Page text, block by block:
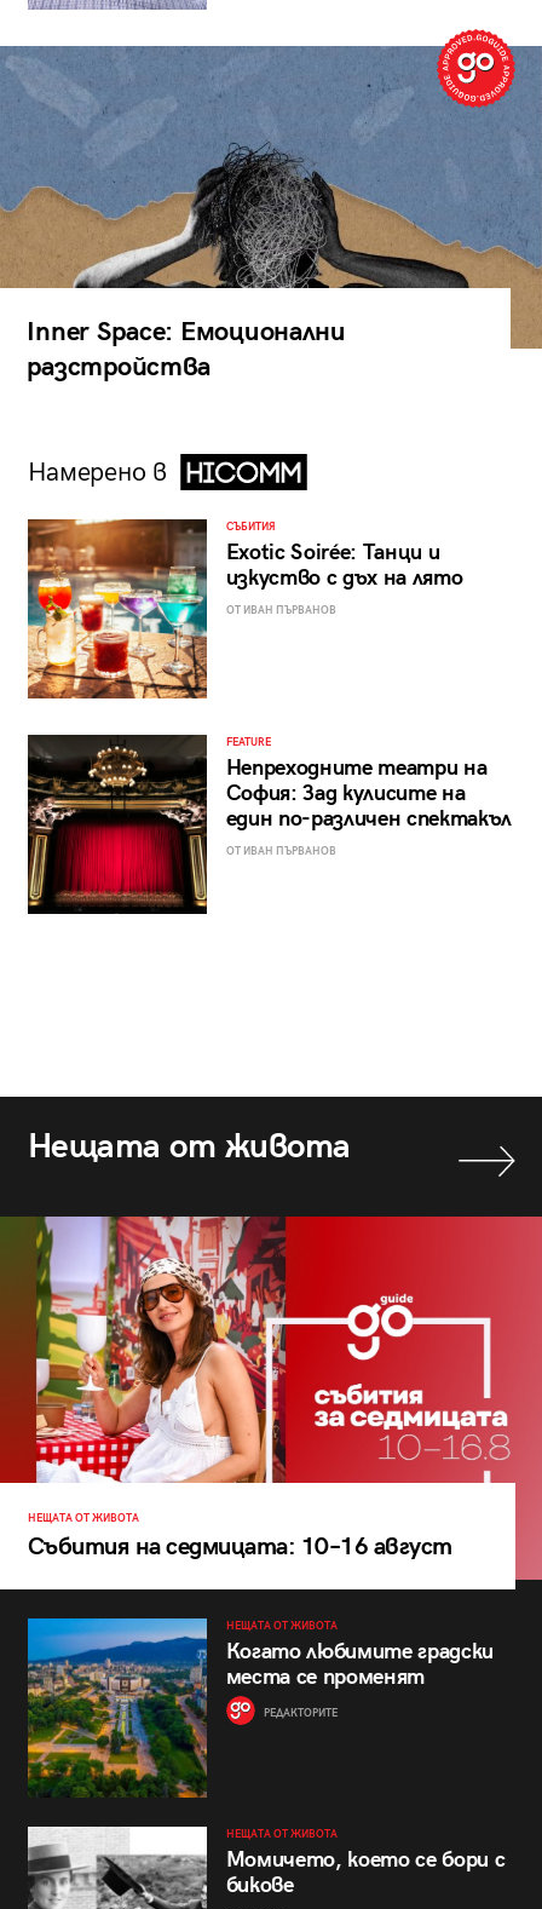
Inner Space: Емоционални
разстройства
Намерено в
СЪБИТИЯ
Exotic Soirée: Танци и
изкуство с дъх на лято
ОТ ИВАН ПЪРВАНОВ
FEATURE
Непреходните театри на
София: Зад кулисите на
един по-различен спектакъл
ОТ ИВАН ПЪРВАНОВ
Нещата от живота
НЕЩАТА ОТ ЖИВОТА
Събития на седмицата: 10–16 август
НЕЩАТА ОТ ЖИВОТА
Когато любимите градски
места се променят
РЕДАКТОРИТЕ
НЕЩАТА ОТ ЖИВОТА
Момичето, което се бори с
бикове